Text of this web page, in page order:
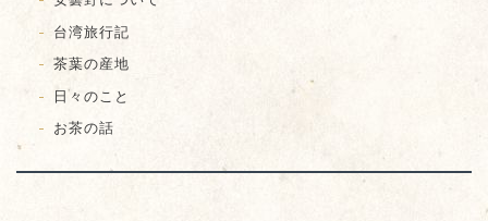
台湾旅行記
茶葉の産地
日々のこと
お茶の話